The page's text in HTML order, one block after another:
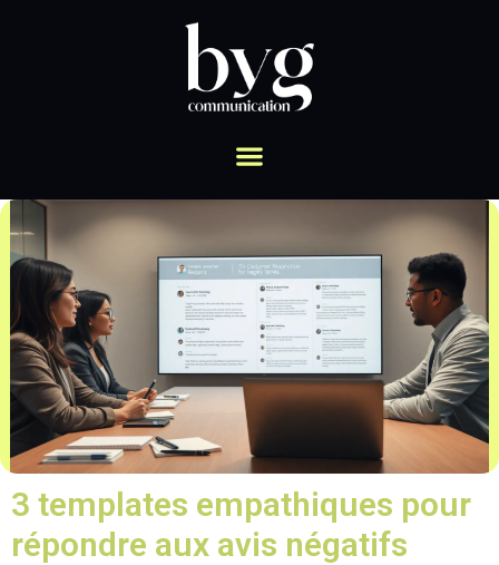
3 templates empathiques pour
répondre aux avis négatifs